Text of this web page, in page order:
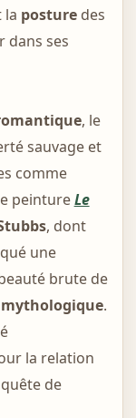
posturedes
dans ses
, le
sauvage et
comme
peintureLe
, dont
une
brute de
mythologique.
la relation
de